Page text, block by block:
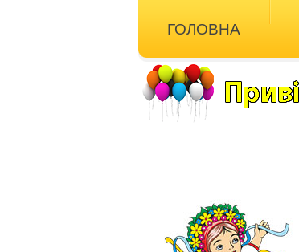
ГОЛОВНА
ІНШІ